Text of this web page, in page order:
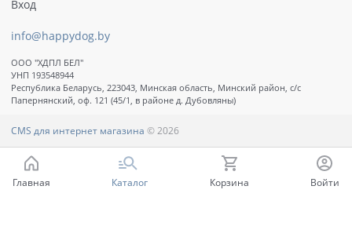
Вход
info@happydog.by
ООО "ХДПЛ БЕЛ"
УНП 193548944
Республика Беларусь, 223043, Минская область, Минский район, с/с
Папернянский, оф. 121 (45/1, в районе д. Дубовляны)
CMS для интернет магазина © 2026
Главная Каталог Корзина Войти